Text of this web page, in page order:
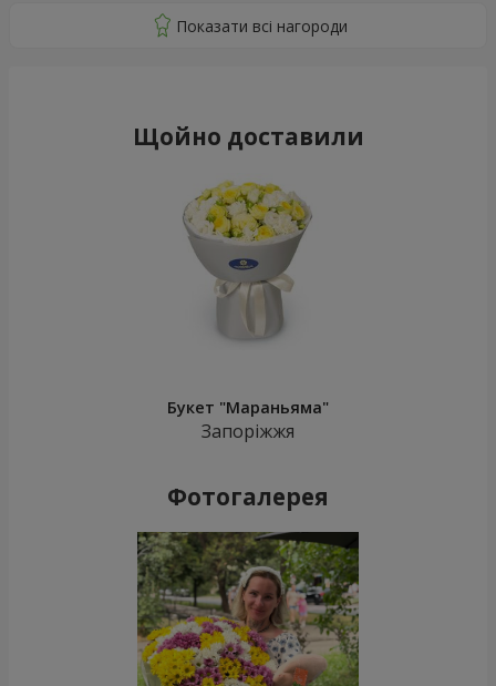
Щойно доставили
Букет "Мараньяма"
Запоріжжя
Фотогалерея